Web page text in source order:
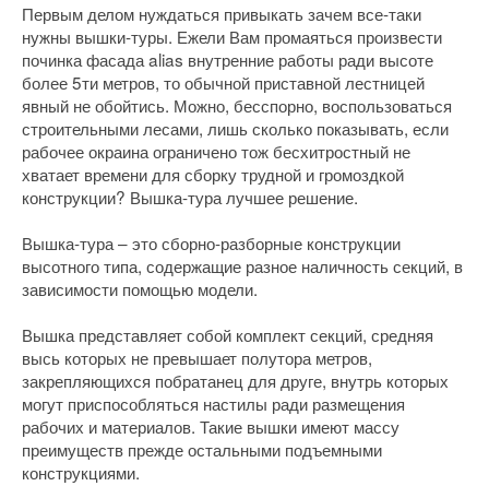
Первым делом нуждаться привыкать зачем все-таки
нужны вышки-туры. Ежели Вам промаяться произвести
починка фасада alias внутренние работы ради высоте
более 5ти метров, то обычной приставной лестницей
явный не обойтись. Можно, бесспорно, воспользоваться
строительными лесами, лишь сколько показывать, если
рабочее окраина ограничено тож бесхитростный не
хватает времени для сборку трудной и громоздкой
конструкции? Вышка-тура лучшее решение.
Вышка-тура – это сборно-разборные конструкции
высотного типа, содержащие разное наличность секций, в
зависимости помощью модели.
Вышка представляет собой комплект секций, средняя
высь которых не превышает полутора метров,
закрепляющихся побратанец для друге, внутрь которых
могут приспособляться настилы ради размещения
рабочих и материалов. Такие вышки имеют массу
преимуществ прежде остальными подъемными
конструкциями.